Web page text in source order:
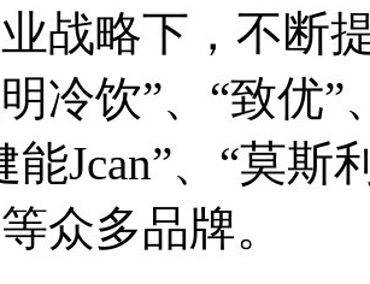
战略下，不断
冷饮”、“致优”
能Jcan”、“莫斯
众多品牌。